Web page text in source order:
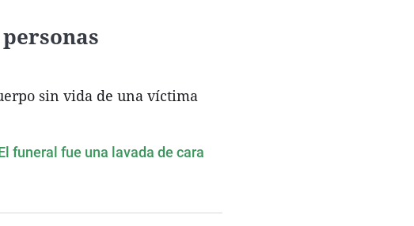
sin vida de una víctima
funeral fue una lavada de cara